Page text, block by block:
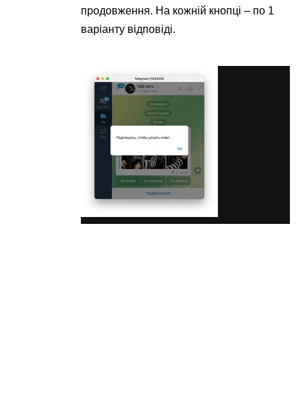
продовження. На кожній кнопці – по 1
варіанту відповіді.